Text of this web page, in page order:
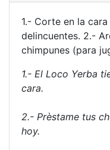
1.- Corte en la
delincuentes. 2.-
chimpunes (para
1.- El Loco Yerba
cara.
2.- Prèstame tus
hoy.